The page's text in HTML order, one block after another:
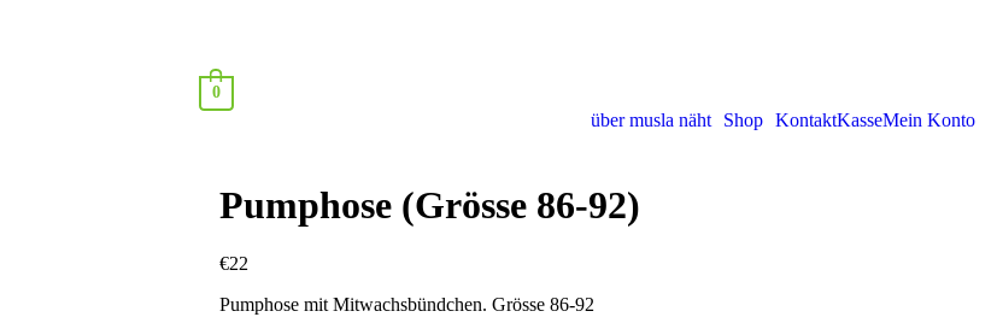
0
über musla näht Shop KontaktKasseMein Konto
Pumphose (Grösse 86-92)
€22
Pumphose mit Mitwachsbündchen. Grösse 86-92